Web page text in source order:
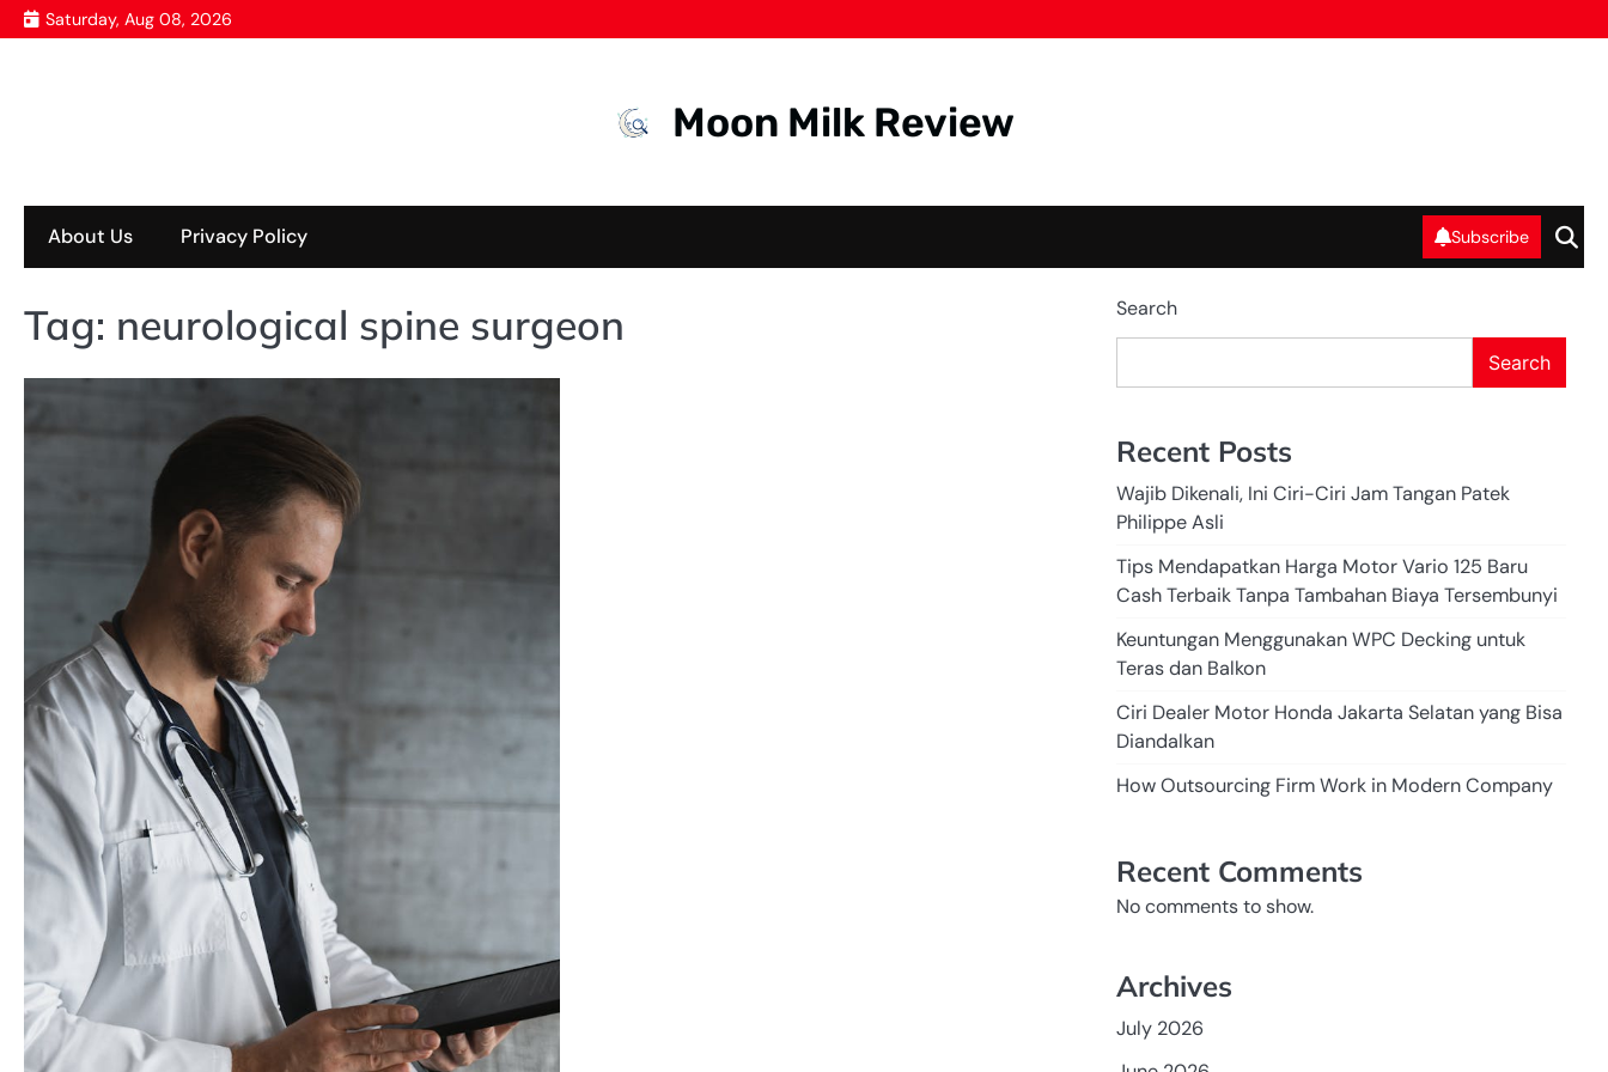
Skip
to
Saturday, Aug 08, 2026
Moon Milk Review
About Us Privacy Policy Subscribe
Tag: neurological spine surgeon Search
Search
Recent Posts
Wajib Dikenali, Ini Ciri-Ciri Jam Tangan Patek
Philippe Asli
Tips Mendapatkan Harga Motor Vario 125 Baru
Cash Terbaik Tanpa Tambahan Biaya Tersembunyi
Keuntungan Menggunakan WPC Decking untuk
Teras dan Balkon
Ciri Dealer Motor Honda Jakarta Selatan yang Bisa
Diandalkan
How Outsourcing Firm Work in Modern Company
Recent Comments
No comments to show.
Archives
July 2026